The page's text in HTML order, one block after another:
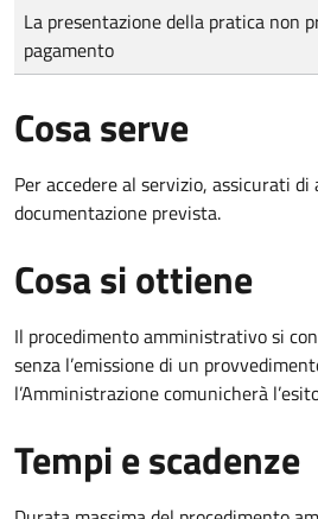
Tipo di pagamento
Importo
La presentazione della pratica non
pagamento
Cosa serve
Per accedere al servizio, assicurati
documentazione prevista.
Cosa si ottiene
Il procedimento amministrativo si
senza l’emissione di un
l’Amministrazione comunicherà
Tempi e scadenze